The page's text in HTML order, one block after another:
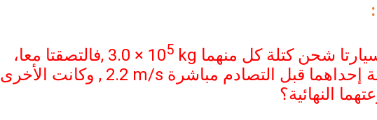
3.0 × 105kg
,فالتصقتا معا،
إحداهما قبل التصادم مباشرة , 2.2 m/s وكانت الأخرى
النهائية؟